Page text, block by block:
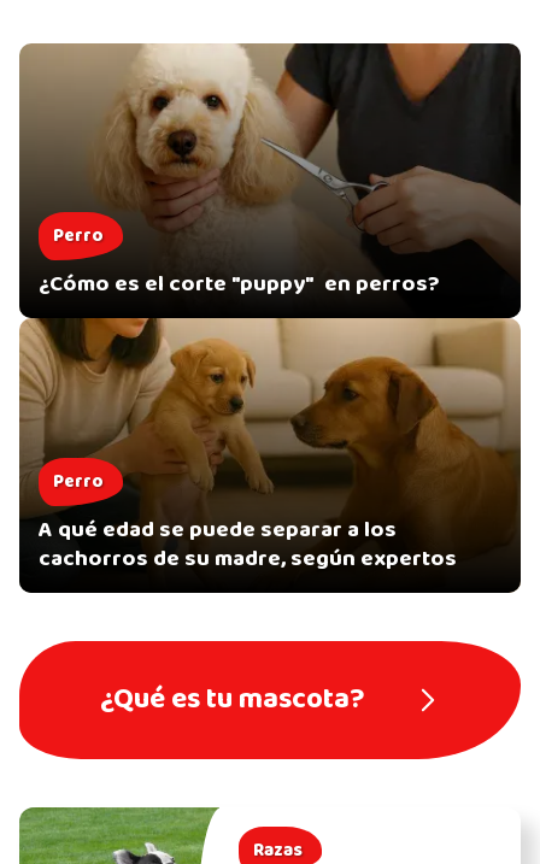
Perro
¿Cómo es el corte "puppy" en perros?
Perro
A qué edad se puede separar a los
cachorros de su madre, según expertos
¿Qué es tu mascota?
Razas